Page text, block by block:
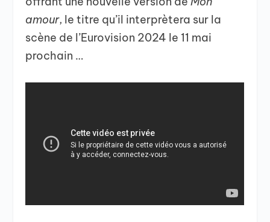
amour, le titre qu’il interprètera sur la
scène de l’Eurovision 2024 le 11 mai
prochain …